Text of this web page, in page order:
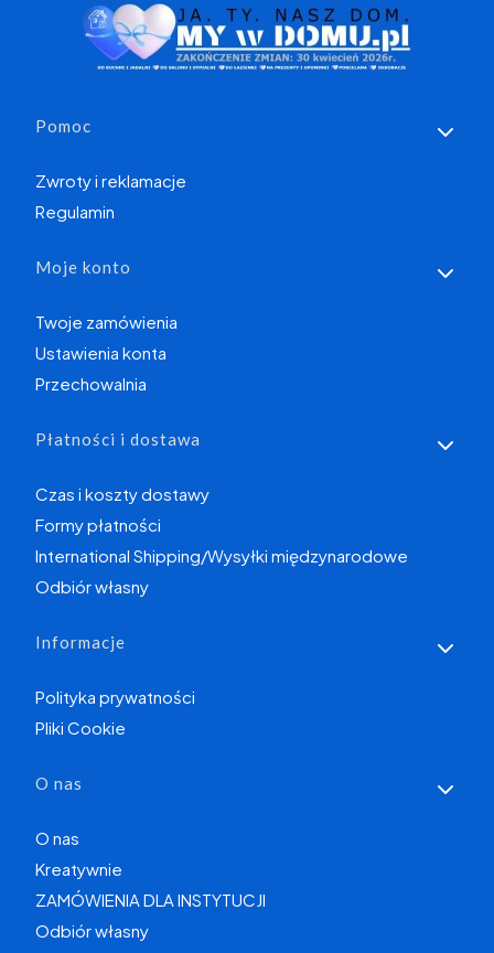
Linki w stopce
Pomoc
Zwroty i reklamacje
Regulamin
Moje konto
Twoje zamówienia
Ustawienia konta
Przechowalnia
Płatności i dostawa
Czas i koszty dostawy
Formy płatności
International Shipping/Wysyłki międzynarodowe
Odbiór własny
Informacje
Polityka prywatności
Pliki Cookie
O nas
O nas
Kreatywnie
ZAMÓWIENIA DLA INSTYTUCJI
Odbiór własny